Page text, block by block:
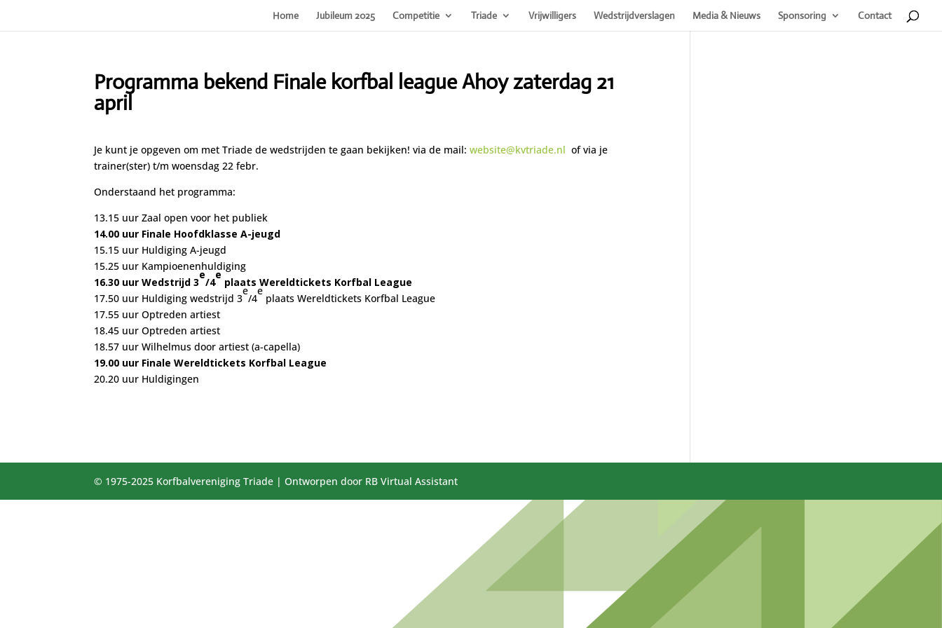
Home Jubileum 2025 Competitie Triade Vrijwilligers Wedstrijdverslagen Media & Nieuws Sponsoring Contact
Programma bekend Finale korfbal league Ahoy zaterdag 21
april
Je kunt je opgeven om met Triade de wedstrijden te gaan bekijken! via de mail:website@kvtriade.nl of via je
trainer(ster) t/m woensdag 22 febr.
Onderstaand het programma:
13.15 uur Zaal open voor het publiek
14.00 uur Finale Hoofdklasse A-jeugd
15.15 uur Huldiging A-jeugd
15.25 uur Kampioenenhuldiging
16.30 uur Wedstrijd 3
e
/4
e
plaats Wereldtickets Korfbal League
17.50 uur Huldiging wedstrijd 3
e
/4
e
plaats Wereldtickets Korfbal League
17.55 uur Optreden artiest
18.45 uur Optreden artiest
18.57 uur Wilhelmus door artiest (a-capella)
19.00 uur Finale Wereldtickets Korfbal League
20.20 uur Huldigingen
© 1975-2025 Korfbalvereniging Triade | Ontworpen door RB Virtual Assistant